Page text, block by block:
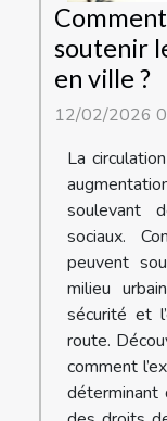
soutenir
en ville ?
12/02/2026
La
soulevant
sociaux.
peuvent
milieu
sécurité et
route.
comment